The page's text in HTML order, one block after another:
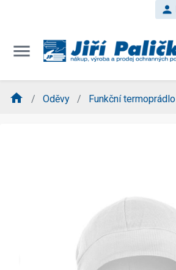
person
menu
home Oděvy Funkční termoprádlo